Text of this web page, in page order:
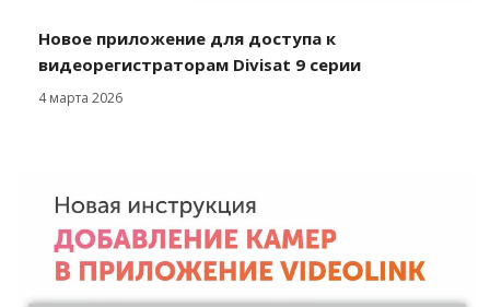
Новое приложение для доступа к
видеорегистраторам Divisat 9 серии
4 марта 2026